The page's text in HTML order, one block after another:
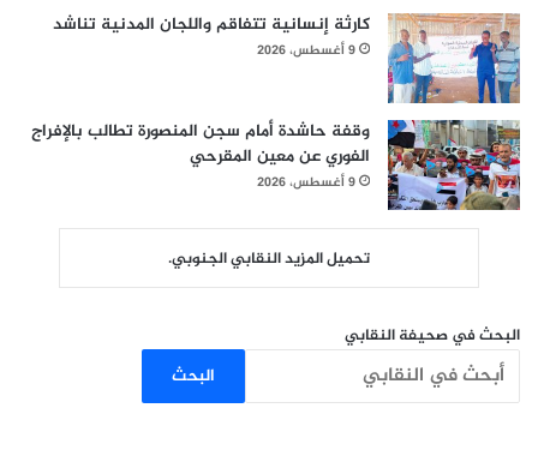
كارثة إنسانية تتفاقم واللجان المدنية تناشد
9 أغسطس، 2026
وقفة حاشدة أمام سجن المنصورة تطالب بالإفراج
الفوري عن معين المقرحي
9 أغسطس، 2026
تحميل المزيد النقابي الجنوبي.
البحث في صحيفة النقابي
البحث